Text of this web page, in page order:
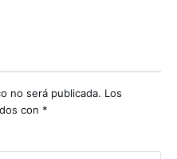
no será publicada. Los
con *